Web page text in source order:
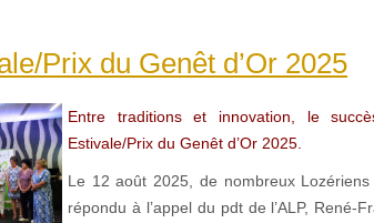
Prix du Genêt d’Or 2025
Entre traditions et innovation, le
Estivale/Prix du Genêt d’Or 2025.
Le 12 août 2025, de nombreux
répondu à l’appel du pdt de l’ALP, René-